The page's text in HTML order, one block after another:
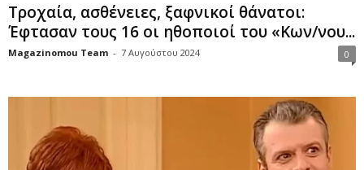
Τροχαία, ασθένειες, ξαφνικοί θάνατοι:
Έφτασαν τους 16 οι ηθοποιοί του «Κων/νου...
Magazinomou Team - 7 Αυγούστου 2024 0